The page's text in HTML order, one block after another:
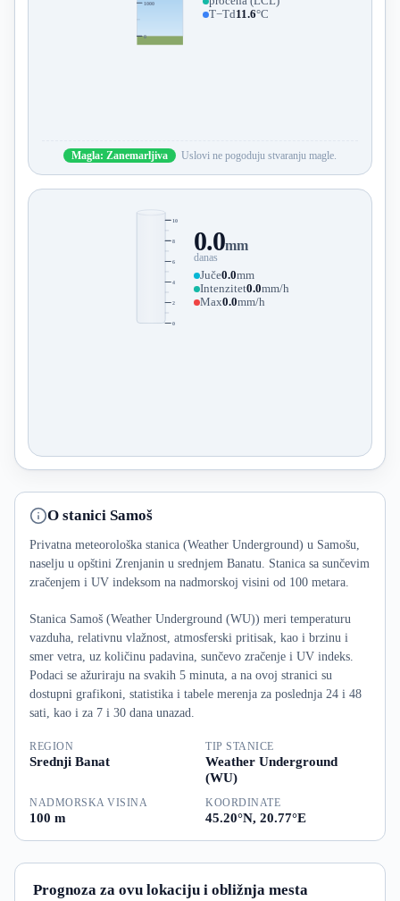
0
1000
T−Td11.6°C
Magla: Zanemarljiva Uslovi ne pogoduju stvaranju magle.
0
2
4
6
8
10
0.0mm
danas
Juče0.0mm
Intenzitet0.0mm/h
Max0.0mm/h
O stanici Samoš
Privatna meteorološka stanica (Weather Underground) u Samošu,
naselju u opštini Zrenjanin u srednjem Banatu. Stanica sa sunčevim
zračenjem i UV indeksom na nadmorskoj visini od 100 metara.
Stanica Samoš (Weather Underground (WU)) meri temperaturu
vazduha, relativnu vlažnost, atmosferski pritisak, kao i brzinu i
smer vetra, uz količinu padavina, sunčevo zračenje i UV indeks.
Podaci se ažuriraju na svakih 5 minuta, a na ovoj stranici su
dostupni grafikoni, statistika i tabele merenja za poslednja 24 i 48
sati, kao i za 7 i 30 dana unazad.
REGION
Srednji Banat
TIP STANICE
Weather Underground
(WU)
NADMORSKA VISINA
100 m
KOORDINATE
45.20°N, 20.77°E
Prognoza za ovu lokaciju i obližnja mesta